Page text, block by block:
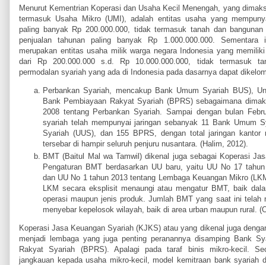
Menurut Kementrian Koperasi dan Usaha Kecil Menengah, yang
termasuk Usaha Mikro (UMI), adalah entitas usaha yang
paling banyak Rp 200.000.000, tidak termasuk tanah dan
penjualan tahunan paling banyak Rp 1.000.000.000. Sementara
merupakan entitas usaha milik warga negara Indonesia yang
dari Rp 200.000.000 s.d. Rp 10.000.000.000, tidak termasuk
permodalan syariah yang ada di Indonesia pada dasarnya dapat
Perbankan Syariah, mencakup Bank Umum Syariah BUS),
Bank Pembiayaan Rakyat Syariah (BPRS) sebagaimana
2008 tentang Perbankan Syariah. Sampai dengan bulan
syariah telah mempunyai jaringan sebanyak 11 Bank Umum
Syariah (UUS), dan 155 BPRS, dengan total jaringan kantor
tersebar di hampir seluruh penjuru nusantara. (Halim, 2012).
BMT (Baitul Mal wa Tamwil) dikenal juga sebagai Koperasi
Pengaturan BMT berdasarkan UU baru, yaitu UU No 17
dan UU No 1 tahun 2013 tentang Lembaga Keuangan Mikro
LKM secara eksplisit menaungi atau mengatur BMT, baik
operasi maupun jenis produk. Jumlah BMT yang saat ini telah
menyebar kepelosok wilayah, baik di area urban maupun rural.
Koperasi Jasa Keuangan Syariah (KJKS) atau yang dikenal juga
menjadi lembaga yang juga penting peranannya disamping Bank
Rakyat Syariah (BPRS). Apalagi pada taraf binis mikro-kecil.
jangkauan kepada usaha mikro-kecil, model kemitraan bank syariah